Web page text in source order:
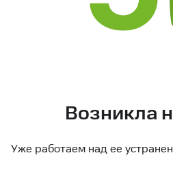
Возникла
Уже работаем над ее